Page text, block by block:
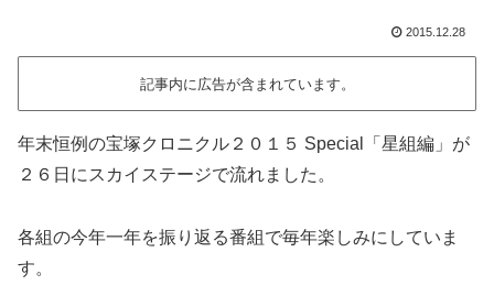
2015.12.28
記事内に広告が含まれています。
年末恒例の宝塚クロニクル２０１５ Special「星組編」が
２６日にスカイステージで流れました。
各組の今年一年を振り返る番組で毎年楽しみにしていま
す。